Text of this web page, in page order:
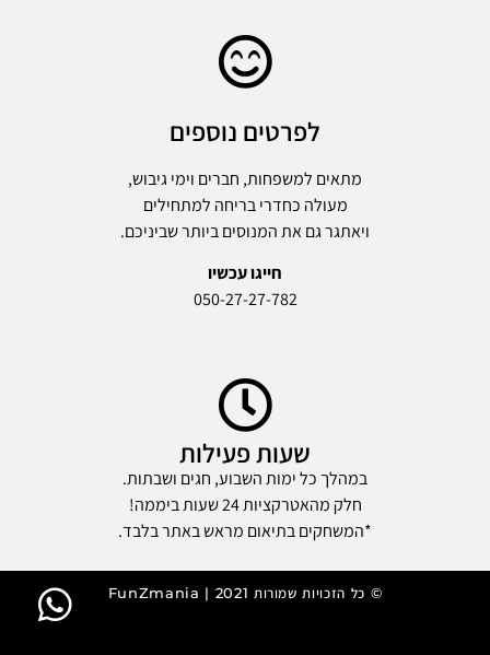
לפרטים נוספים
מתאים למשפחות, חברים וימי גיבוש,
מעולה כחדרי בריחה למתחילים
ויאתגר גם את המנוסים ביותר שביניכם.
חייגו עכשיו
050-27-27-782
שעות פעילות
במהלך כל ימות השבוע, חגים ושבתות.
חלק מהאטרקציות 24 שעות ביממה!
*המשחקים בתיאום מראש באתר בלבד.
© כל הזכויות שמורות 2021 | FunZmania